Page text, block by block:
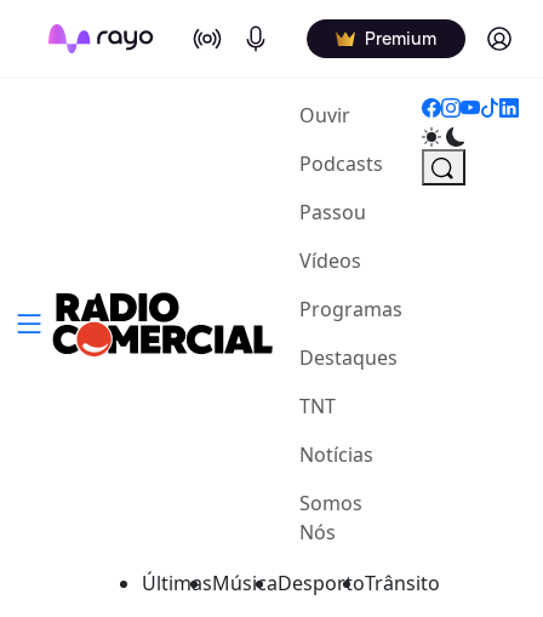
On Air Podcasts Premium Log in
Ouvir(current)
Podcasts
Passou
Vídeos
Programas
Destaques
TNT
Notícias
Somos
Nós
ÚltimasMúsicaDesportoTrânsito